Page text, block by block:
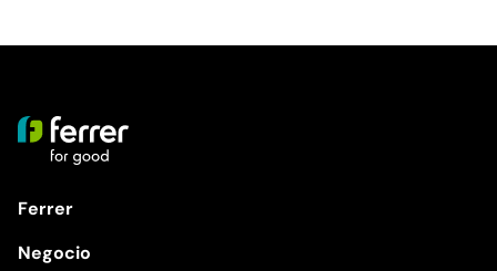
Ferrer
Negocio